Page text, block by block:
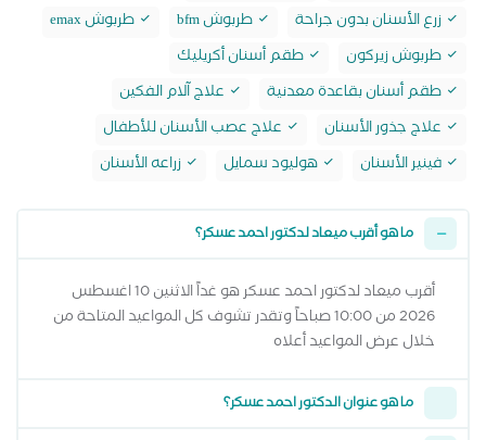
زرع الأسنان بدون جراحة
طربوش bfm
طربوش emax
طربوش زيركون
طقم أسنان أكريليك
طقم أسنان بقاعدة معدنية
علاج آلام الفكين
علاج جذور الأسنان
علاج عصب الأسنان للأطفال
فينير الأسنان
هوليود سمايل زراعه الأسنان
ما هو أقرب ميعاد لدكتور احمد عسكر؟
أقرب ميعاد لدكتور احمد عسكر هو غداً الاثنين 10 اغسطس
2026 من 10:00 صباحاً وتقدر تشوف كل المواعيد المتاحة من
خلال عرض المواعيد أعلاه
ما هو عنوان الدكتور احمد عسكر؟